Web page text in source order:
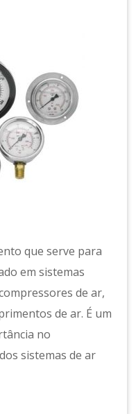
que serve para
em sistemas
de ar,
de ar. É um
no
sistemas de ar